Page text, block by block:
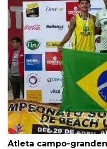
Atleta campo-